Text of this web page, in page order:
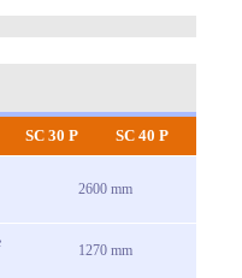
SC 30 P SC 40 P
2600 mm
1270 mm